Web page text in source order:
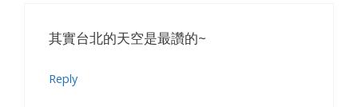
其實台北的天空是最讚的~
Reply